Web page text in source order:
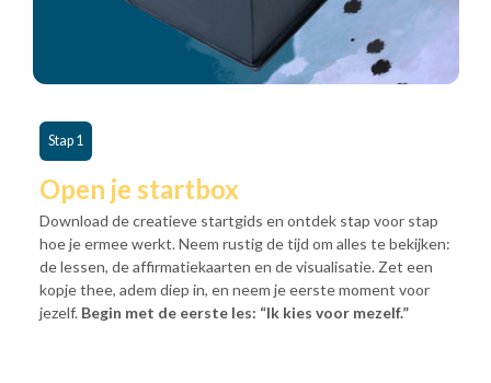
Stap 1
Open je startbox
Download de creatieve startgids en ontdek stap voor stap
hoe je ermee werkt. Neem rustig de tijd om alles te bekijken:
de lessen, de affirmatiekaarten en de visualisatie. Zet een
kopje thee, adem diep in, en neem je eerste moment voor
jezelf. Begin met de eerste les: “Ik kies voor mezelf.”